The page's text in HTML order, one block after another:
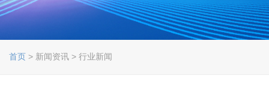
首页 > 新闻资讯 > 行业新闻